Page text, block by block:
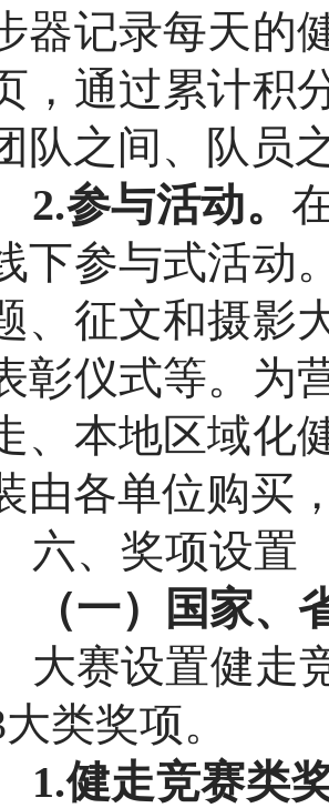
器记录每天的
，通过累计积
队之间、队员
2.参与活动。
下参与式活动
、征文和摄影
彰仪式等。 为
、本地区域化
由各单位购买
六、奖项设置
（一）国家、
大赛设置健走
大类奖项。
1.健走竞赛类